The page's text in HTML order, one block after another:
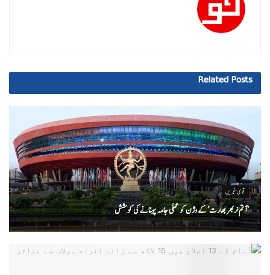
Related Posts
قومی خبریں
‘ آتم نربھر بھارت’ کے وژن کو عملی جامہ پہنانے کی کوشش